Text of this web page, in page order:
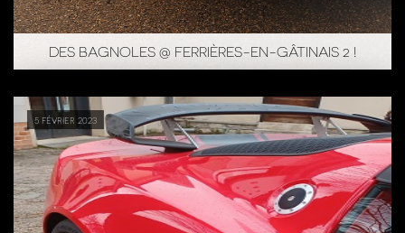
DES BAGNOLES @ FERRIÈRES-EN-GÂTINAIS 2 !
5 février 2023